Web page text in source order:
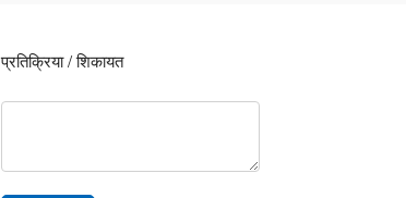
प्रतिक्रिया / शिकायत